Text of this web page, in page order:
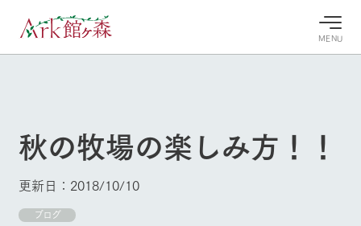
MENU
牧場へ行
く
よく見られている情報
今日の牧
Ark館ヶ森について
秋の牧場の楽しみ方！！
更新日：2018/10/10
ブログ